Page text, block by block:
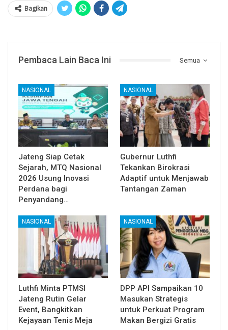
Bagikan
Semua
Pembaca Lain Baca Ini
NASIONAL
Jateng Siap Cetak
Sejarah, MTQ Nasional
2026 Usung Inovasi
Perdana bagi
Penyandang…
NASIONAL
Gubernur Luthfi
Tekankan Birokrasi
Adaptif untuk Menjawab
Tantangan Zaman
NASIONAL
Luthfi Minta PTMSI
Jateng Rutin Gelar
Event, Bangkitkan
Kejayaan Tenis Meja
NASIONAL
DPP API Sampaikan 10
Masukan Strategis
untuk Perkuat Program
Makan Bergizi Gratis